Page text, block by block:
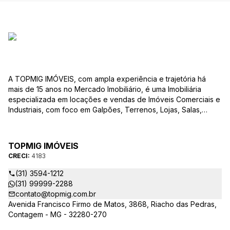
A TOPMIG IMÓVEIS, com ampla experiência e trajetória há
mais de 15 anos no Mercado Imobiliário, é uma Imobiliária
especializada em locações e vendas de Imóveis Comerciais e
Industriais, com foco em Galpões, Terrenos, Lojas, Salas,
suas necessidades e objetivos comerciais. Nossos corretores,
devidamente credenciados ao CRECI-MG, estão à disposição
para sanar todas as suas dúvidas e orientá-los na melhor
escolha do imóvel que se adapte ao seu negócio. A TOPMIG
IMÓVEIS é uma Imobiliária diferenciada no mercado e
apresenta as seguintes vantagens: Acompanhamento
Personalizado: Acompanhamos com exclusividade os nossos
clientes em visitas, garantindo que o imóvel apresentado
TOPMIG IMÓVEIS
CRECI: 4183
(31) 3594-1212
(31) 99999-2288
contato@topmig.com.br
Avenida Francisco Firmo de Matos, 3868, Riacho das Pedras,
Contagem - MG - 32280-270